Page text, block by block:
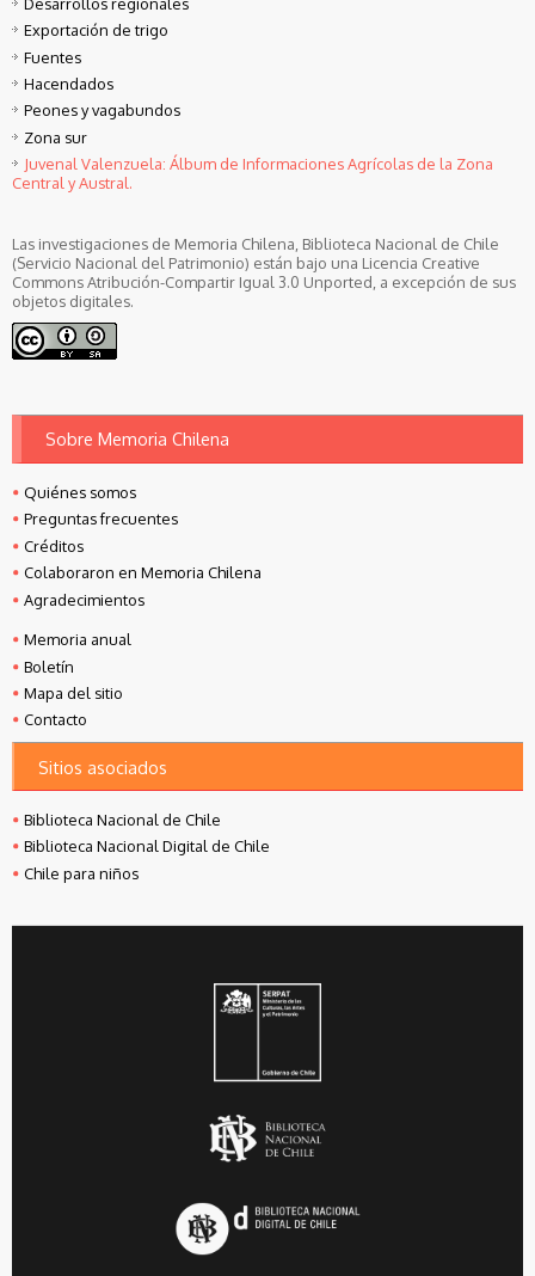
Exportación de trigo
Fuentes
Hacendados
Peones y vagabundos
Zona sur
Juvenal Valenzuela: Álbum de Informaciones Agrícolas de la Zona
Central y Austral.
Las investigaciones de Memoria Chilena, Biblioteca Nacional de Chile
(Servicio Nacional del Patrimonio) están bajo una Licencia Creative
Commons Atribución-Compartir Igual 3.0 Unported, a excepción de sus
objetos digitales.
Sobre Memoria Chilena
Quiénes somos
Preguntas frecuentes
Créditos
Colaboraron en Memoria Chilena
Agradecimientos
Memoria anual
Boletín
Mapa del sitio
Contacto
Sitios asociados
Biblioteca Nacional de Chile
Biblioteca Nacional Digital de Chile
Chile para niños